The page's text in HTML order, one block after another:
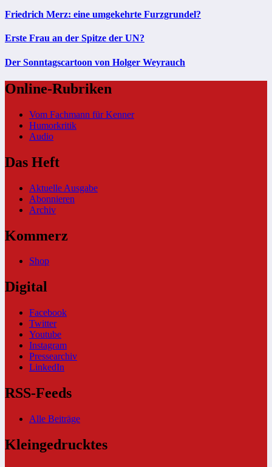
Friedrich Merz: eine umgekehrte Furzgrundel?
Erste Frau an der Spitze der UN?
Der Sonntagscartoon von Holger Weyrauch
Online-Rubriken
Vom Fachmann für Kenner
Humorkritik
Audio
Das Heft
Aktuelle Ausgabe
Abonnieren
Archiv
Kommerz
Shop
Digital
Facebook
Twitter
Youtube
Instagram
Pressearchiv
LinkedIn
RSS-Feeds
Alle Beiträge
Kleingedrucktes